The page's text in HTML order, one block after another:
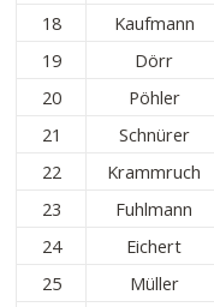
18
Kaufmann
19
Dörr
20
Pöhler
21
Schnürer
22
Krammruch
23
Fuhlmann
24
Eichert
25
Müller